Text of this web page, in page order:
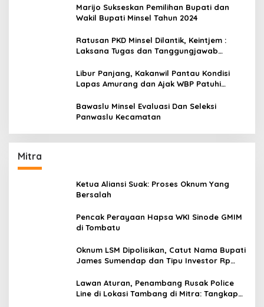
Marijo Sukseskan Pemilihan Bupati dan
Wakil Bupati Minsel Tahun 2024
Ratusan PKD Minsel Dilantik, Keintjem :
Laksana Tugas dan Tanggungjawab
Libur Panjang, Kakanwil Pantau Kondisi
Lapas Amurang dan Ajak WBP Patuhi
Bawaslu Minsel Evaluasi Dan Seleksi
Panwaslu Kecamatan
Mitra
Ketua Aliansi Suak: Proses Oknum Yang
Bersalah
Pencak Perayaan Hapsa WKI Sinode GMIM
di Tombatu
Oknum LSM Dipolisikan, Catut Nama Bupati
James Sumendap dan Tipu Investor Rp
Lawan Aturan, Penambang Rusak Police
Line di Lokasi Tambang di Mitra: Tangkap